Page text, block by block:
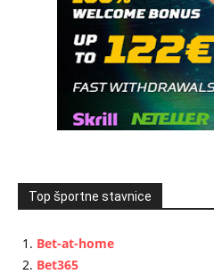
Top športne stavnice
Bet-at-home
Bet365